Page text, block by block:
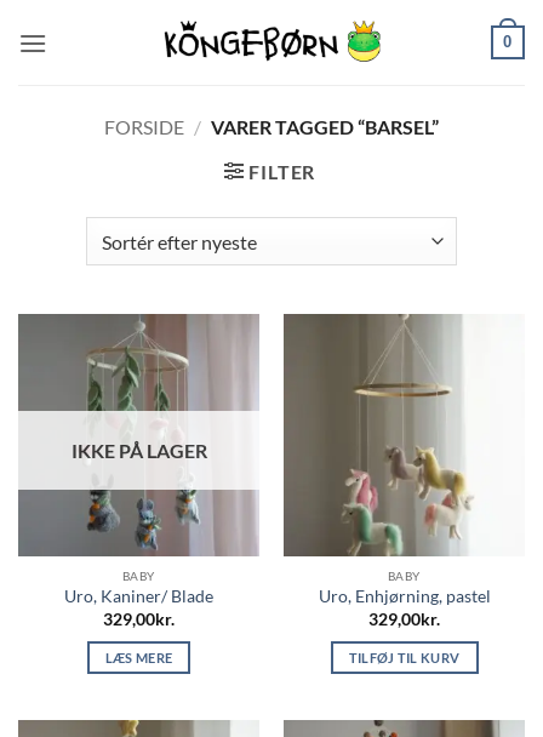
0
FORSIDE / VARER TAGGED “BARSEL”
FILTER
IKKE PÅ LAGER
BABY
Uro, Kaniner/ Blade
329,00kr.
LÆS MERE
BABY
Uro, Enhjørning, pastel
329,00kr.
TILFØJ TIL KURV